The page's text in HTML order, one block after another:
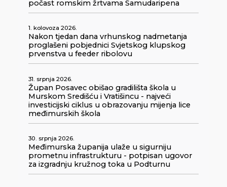
počast romskim žrtvama Samudaripena
1. kolovoza 2026.
Nakon tjedan dana vrhunskog nadmetanja
proglašeni pobjednici Svjetskog klupskog
prvenstva u feeder ribolovu
31. srpnja 2026.
Župan Posavec obišao gradilišta škola u
Murskom Središću i Vratišincu - najveći
investicijski ciklus u obrazovanju mijenja lice
međimurskih škola
30. srpnja 2026.
Međimurska županija ulaže u sigurniju
prometnu infrastrukturu - potpisan ugovor
za izgradnju kružnog toka u Podturnu